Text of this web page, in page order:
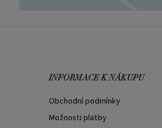
INFORMACE K NÁKUPU
Obchodní podmínky
Možnosti platby